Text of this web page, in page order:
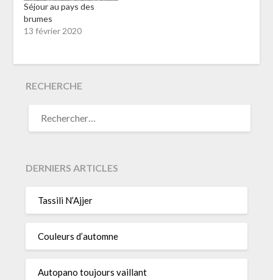
Séjour au pays des
brumes
13 février 2020
RECHERCHE
DERNIERS ARTICLES
Tassili N’Ajjer
Couleurs d’automne
Autopano toujours vaillant